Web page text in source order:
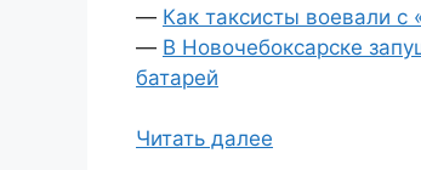
— Как таксисты воевали с
— В Новочебоксарске
батарей
Читать далее